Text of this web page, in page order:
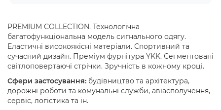
PREMIUM COLLECTION. Технологічна
багатофункціональна модель сигнального одягу.
Еластичні високоякісні матеріали. Спортивний та
сучасний дизайн. Преміум фурнітура YKK. Сегментовані
світлоповертаючі стрічки. Зручність в кожному кроці.
Сфери застосування: будівництво та архітектура,
дорожні роботи та комунальні служби, авіасполучення,
сервіс, логістика та ін.